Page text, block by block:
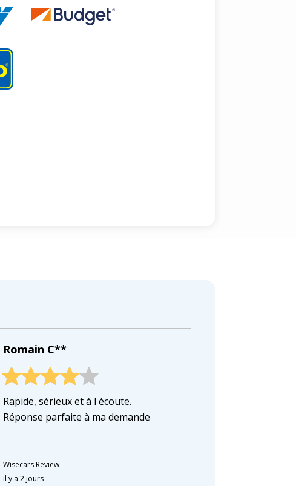
Romain C**
Rapide, sérieux et à l écoute.
Réponse parfaite à ma demande
Wisecars Review-
il y a 2 jours